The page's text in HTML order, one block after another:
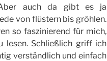
auch da gibt es ja
von flüstern bis gröhlen.
so faszinierend für mich,
lesen. Schließlich griff ich
verständlich und einfach